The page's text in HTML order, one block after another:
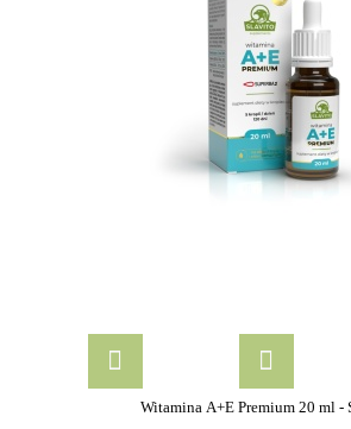
Witamina A+E Premium 20 ml -